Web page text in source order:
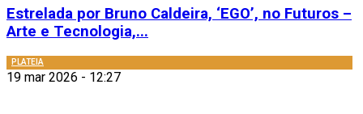
Estrelada por Bruno Caldeira, ‘EGO’, no Futuros –
Arte e Tecnologia,...
PLATEIA
19 mar 2026 - 12:27